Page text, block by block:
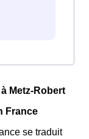
Metz-Robert
France
se traduit